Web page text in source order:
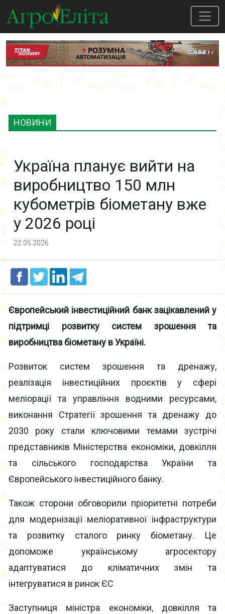
НОВИНИ
Україна планує вийти на
виробництво 150 млн
кубометрів біометану вже
у 2026 році
22.05.2026
Європейський інвестиційний банк зацікавлений у
підтримці розвитку систем зрошення та
виробництва біометану в Україні.
Розвиток систем зрошення та дренажу,
реалізація інвестиційних проєктів у сфері
меліорації та управління водними ресурсами,
виконання Стратегії зрошення та дренажу до
2030 року стали ключовими темами зустрічі
представників Міністерства економіки, довкілля
та сільського господарства України та
Європейського інвестиційного банку.
Також сторони обговорили пріоритетні потреби
для модернізації меліоративної інфраструктури
та розвитку сталого ринку біометану. Це
допоможе українському агросектору
адаптуватися до кліматичних змін та
інтегруватися в ринок ЄС
Заступниця міністра економіки, довкілля та